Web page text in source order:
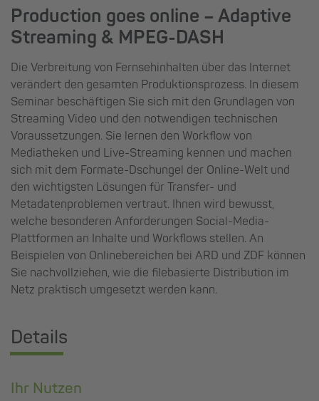
Production goes online – Adaptive
Streaming & MPEG-DASH
Die Verbreitung von Fernsehinhalten über das Internet
verändert den gesamten Produktionsprozess. In diesem
Seminar beschäftigen Sie sich mit den Grundlagen von
Streaming Video und den notwendigen technischen
Voraussetzungen. Sie lernen den Workflow von
Mediatheken und Live-Streaming kennen und machen
sich mit dem Formate-Dschungel der Online-Welt und
den wichtigsten Lösungen für Transfer- und
Metadatenproblemen vertraut. Ihnen wird bewusst,
welche besonderen Anforderungen Social-Media-
Plattformen an Inhalte und Workflows stellen. An
Beispielen von Onlinebereichen bei ARD und ZDF können
Sie nachvollziehen, wie die filebasierte Distribution im
Netz praktisch umgesetzt werden kann.
Details
Ihr Nutzen